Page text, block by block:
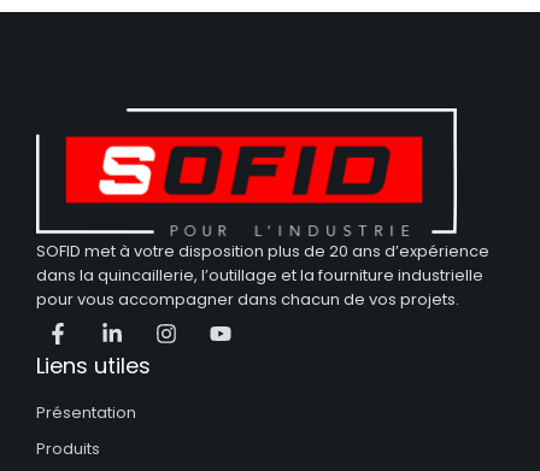
SOFID met à votre disposition plus de 20 ans d’expérience
dans la quincaillerie, l’outillage et la fourniture industrielle
pour vous accompagner dans chacun de vos projets.
Liens utiles
Présentation
Produits